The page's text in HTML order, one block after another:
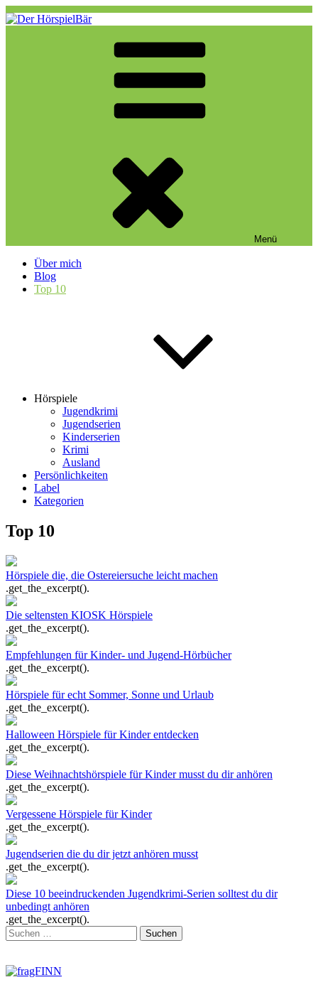
Zum
Inhalt
Eine weitere WordPress-Website
Menü
Über mich
Blog
Top 10
Hörspiele
Jugendkrimi
Jugendserien
Kinderserien
Krimi
Ausland
Persönlichkeiten
Label
Kategorien
Top 10
Hörspiele die, die Ostereiersuche leicht machen
.get_the_excerpt().
Die seltensten KIOSK Hörspiele
.get_the_excerpt().
Empfehlungen für Kinder- und Jugend-Hörbücher
.get_the_excerpt().
Hörspiele für echt Sommer, Sonne und Urlaub
.get_the_excerpt().
Halloween Hörspiele für Kinder entdecken
.get_the_excerpt().
Diese Weihnachtshörspiele für Kinder musst du dir anhören
.get_the_excerpt().
Vergessene Hörspiele für Kinder
.get_the_excerpt().
Jugendserien die du dir jetzt anhören musst
.get_the_excerpt().
Diese 10 beeindruckenden Jugendkrimi-Serien solltest du dir
unbedingt anhören
.get_the_excerpt().
Zum
Footer
Suchen
nach: